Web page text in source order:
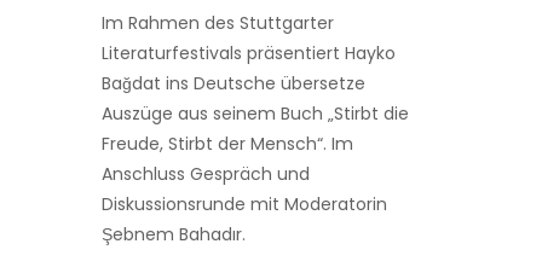
Im Rahmen des Stuttgarter
Literaturfestivals präsentiert Hayko
Bağdat ins Deutsche übersetze
Auszüge aus seinem Buch „Stirbt die
Freude, Stirbt der Mensch“. Im
Anschluss Gespräch und
Diskussionsrunde mit Moderatorin
Şebnem Bahadır.